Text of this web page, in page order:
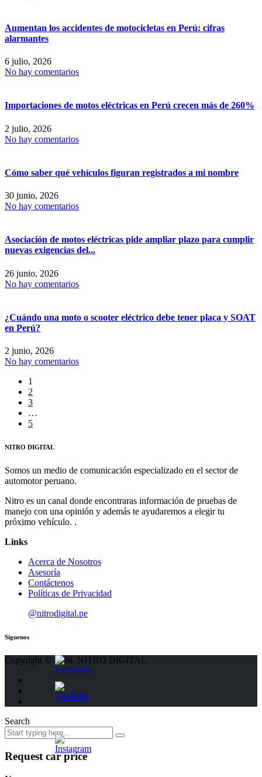
Aumentan los accidentes de motocicletas en Perú: cifras
alarmantes
6 julio, 2026
No hay comentarios
Importaciones de motos eléctricas en Perú crecen más de 260%
2 julio, 2026
No hay comentarios
Cómo saber qué vehículos figuran registrados a mi nombre
30 junio, 2026
No hay comentarios
Asociación de motos eléctricas pide ampliar plazo para cumplir
nuevas exigencias del...
26 junio, 2026
No hay comentarios
¿Cuándo una moto o scooter eléctrico debe tener placa y SOAT
en Perú?
2 junio, 2026
No hay comentarios
1
2
3
…
5
NITRO DIGITAL
Somos un medio de comunicación especializado en el sector de
automotor peruano.
Nitro es un canal donde encontraras información de pruebas de
manejo con una opinión y además te ayudaremos a elegir tu
próximo vehículo. .
Links
Acerca de Nosotros
Asesoría
Contáctenos
Políticas de Privacidad
@nitrodigital.pe
Síguenos
Copyright © 2026. NITRO DIGITAL
Search
Request car price